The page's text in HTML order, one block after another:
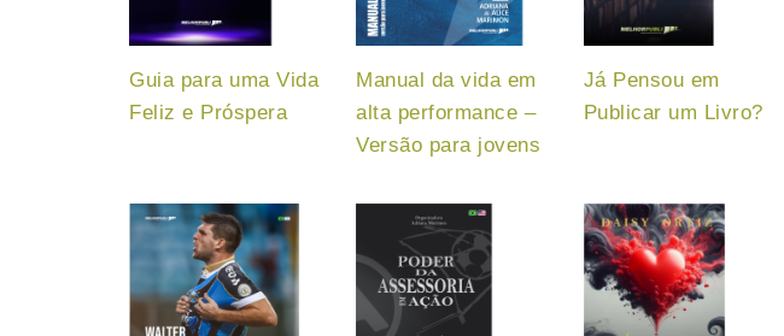
Guia para uma Vida
Feliz e Próspera
Manual da vida em
alta performance –
Versão para jovens
Já Pensou em
Publicar um Livro?